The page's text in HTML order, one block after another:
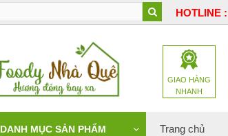
HOTLINE :
GIAO HÀNG
NHANH
DANH MỤC SẢN PHẨM Trang chủ